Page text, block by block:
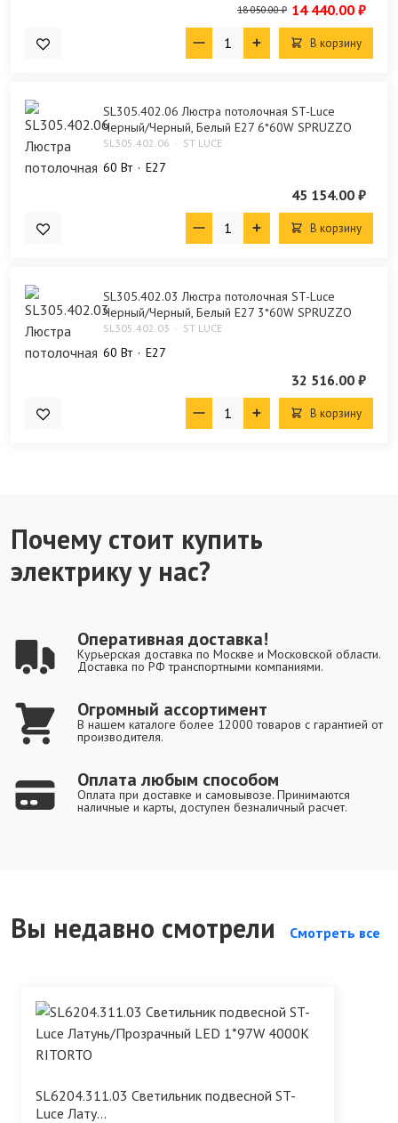
18 050.00 ₽ 14 440.00 ₽
В корзину
SL305.402.06 Люстра потолочная ST-Luce
Черный/Черный, Белый E27 6*60W SPRUZZO
SL305.402.06 ST LUCE
60 Bт E27
45 154.00 ₽
В корзину
SL305.402.03 Люстра потолочная ST-Luce
Черный/Черный, Белый E27 3*60W SPRUZZO
SL305.402.03 ST LUCE
60 Bт E27
32 516.00 ₽
В корзину
Почему стоит купить
электрику у нас?
Оперативная доставка!
Курьерская доставка по Москве и Московской области.
Доставка по РФ транспортными компаниями.
Огромный ассортимент
В нашем каталоге более 12000 товаров с гарантией от
производителя.
Оплата любым способом
Оплата при доставке и самовывозе. Принимаются
наличные и карты, доступен безналичный расчет.
Вы недавно смотрели Смотреть все
SL6204.311.03 Светильник подвесной ST-
Luce Лату...